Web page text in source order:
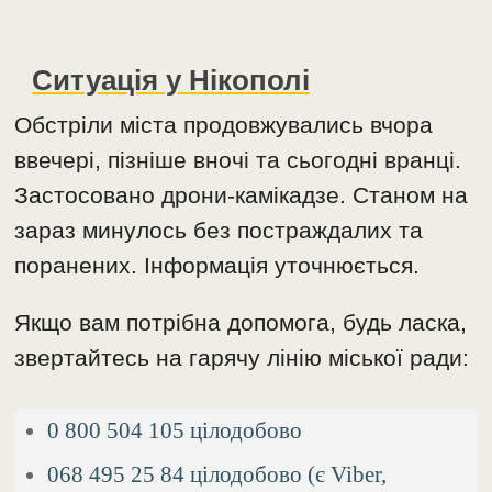
Ситуація у Нікополі
Обстріли міста продовжувались вчора
ввечері, пізніше вночі та сьогодні вранці.
Застосовано дрони-камікадзе. Станом на
зараз минулось без постраждалих та
поранених. Інформація уточнюється.
Якщо вам потрібна допомога, будь ласка,
звертайтесь на гарячу лінію міської ради:
0 800 504 105 цілодобово
068 495 25 84 цілодобово (є Viber,